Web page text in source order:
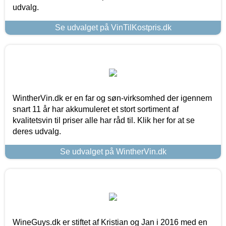
udvalg.
Se udvalget på VinTilKostpris.dk
WintherVin.dk er en far og søn-virksomhed der igennem
snart 11 år har akkumuleret et stort sortiment af
kvalitetsvin til priser alle har råd til. Klik her for at se
deres udvalg.
Se udvalget på WintherVin.dk
WineGuys.dk er stiftet af Kristian og Jan i 2016 med en